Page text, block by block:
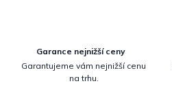
Garance nejnižší ceny
Garantujeme vám nejnižší cenu
na trhu.